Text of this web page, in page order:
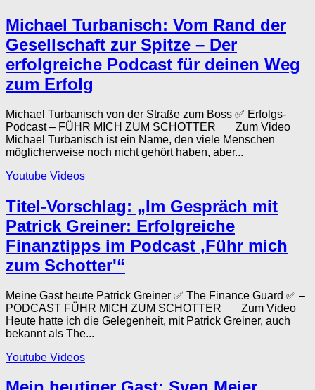
Michael Turbanisch: Vom Rand der
Gesellschaft zur Spitze – Der
erfolgreiche Podcast für deinen Weg
zum Erfolg
Michael Turbanisch von der Straße zum Boss ✅ Erfolgs-
Podcast – FÜHR MICH ZUM SCHOTTER Zum Video
Michael Turbanisch ist ein Name, den viele Menschen
möglicherweise noch nicht gehört haben, aber...
Youtube Videos
Titel-Vorschlag: „Im Gespräch mit
Patrick Greiner: Erfolgreiche
Finanztipps im Podcast ‚Führ mich
zum Schotter'“
Meine Gast heute Patrick Greiner ✅ The Finance Guard ✅ –
PODCAST FÜHR MICH ZUM SCHOTTER Zum Video
Heute hatte ich die Gelegenheit, mit Patrick Greiner, auch
bekannt als The...
Youtube Videos